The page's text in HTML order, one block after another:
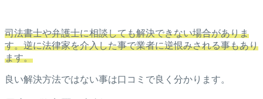
司法書士や弁護士に相談しても解決できない場合がありま
す。逆に法律家を介入した事で業者に逆恨みされる事もあり
ます。
良い解決方法ではない事は口コミで良く分かります。